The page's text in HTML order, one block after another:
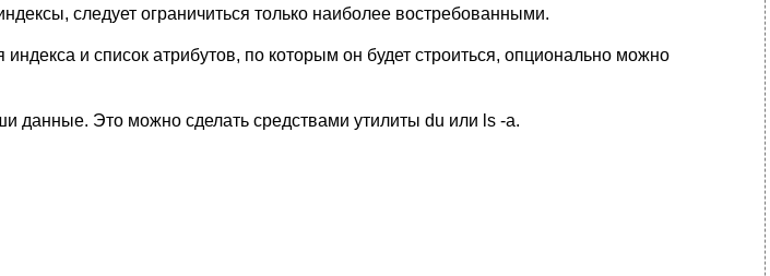
следует ограничиться только наиболее востребованными.
и список атрибутов, по которым он будет строиться, опционально можно
данные. Это можно сделать средствами утилиты du или ls -a.